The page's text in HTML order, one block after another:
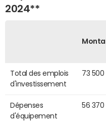
2024**
Total des emplois
d'investissement
73
Dépenses
d'équipement
56